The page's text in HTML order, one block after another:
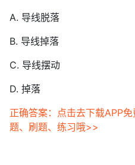
A. 导线脱落
B. 导线掉落
C. 导线摆动
D. 掉落
正确答案：点击去下载APP
题、刷题、练习哦>>